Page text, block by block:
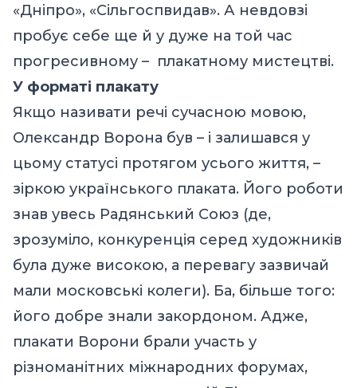
«Дніпро», «Сільгоспвидав». А невдовзі
пробує себе ще й у дуже на той час
прогресивному – плакатному мистецтві.
У форматі плакату
Якщо називати речі сучасною мовою,
Олександр Ворона був – і залишався у
цьому статусі протягом усього життя, –
зіркою українського плаката. Його роботи
знав увесь Радянський Союз (де,
зрозуміло, конкуренція серед художників
була дуже високою, а перевагу зазвичай
мали московські колеги). Ба, більше того:
його добре знали закордоном. Адже,
плакати Ворони брали участь у
різноманітних міжнародних форумах,